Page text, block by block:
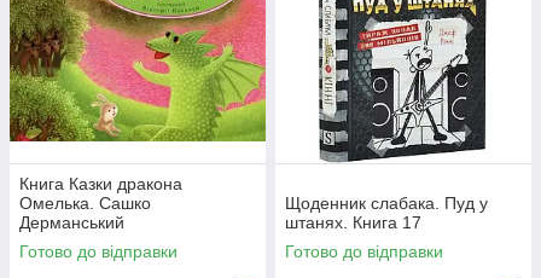
Книга Казки дракона
Омелька. Сашко
Дерманський
Готово до відправки
Щоденник слабака. Пуд у
штанях. Книга 17
Готово до відправки